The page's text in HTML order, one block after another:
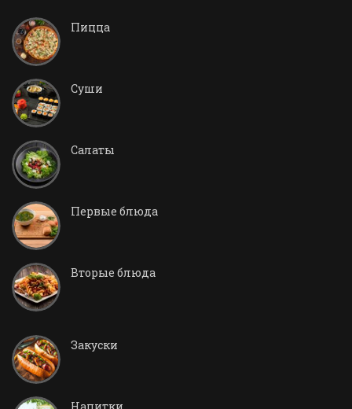
Пицца
Суши
Салаты
Первые блюда
Вторые блюда
Закуски